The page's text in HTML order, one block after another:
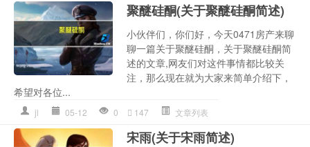
聚醚硅酮(关于聚醚硅酮简述)
小伙伴们，你们好，今天0471房产来聊
聊一篇关于聚醚硅酮，关于聚醚硅酮简
述的文章,网友们对这件事情都比较关
注，那么现在就为大家来简单介绍下，
希望对各位...
jl 05-12 0 147 文章列表
宋雨(关于宋雨简述)